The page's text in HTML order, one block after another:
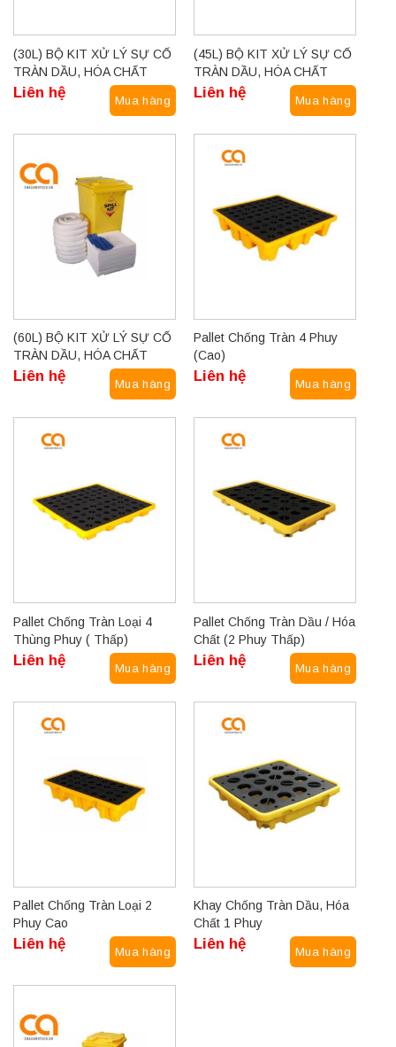
(30L) BỘ KIT XỬ LÝ SỰ CỐ
TRÀN DẦU, HÓA CHẤT
SPILL KIT
Liên hệ Mua hàng
(45L) BỘ KIT XỬ LÝ SỰ CỐ
TRÀN DẦU, HÓA CHẤT
SPILL KIT
Liên hệ Mua hàng
(60L) BỘ KIT XỬ LÝ SỰ CỐ
TRÀN DẦU, HÓA CHẤT
SPILL KIT
Liên hệ Mua hàng
Pallet Chống Tràn 4 Phuy
(Cao)
Liên hệ Mua hàng
Pallet Chống Tràn Loại 4
Thùng Phuy ( Thấp)
Liên hệ Mua hàng
Pallet Chống Tràn Dầu / Hóa
Chất (2 Phuy Thấp)
Liên hệ Mua hàng
Pallet Chống Tràn Loại 2
Phuy Cao
Liên hệ Mua hàng
Khay Chống Tràn Dầu, Hóa
Chất 1 Phuy
Liên hệ Mua hàng